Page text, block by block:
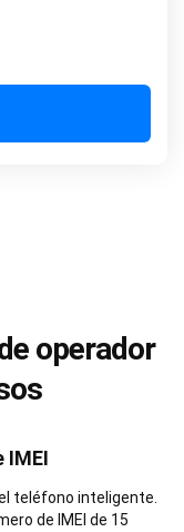
operador
IMEI
teléfono inteligente.
de IMEI de 15